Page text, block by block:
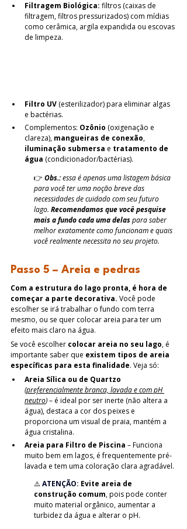
Filtragem Biológica: filtros (caixas de
filtragem, filtros pressurizados) com mídias
como cerâmica, argila expandida ou escovas
de limpeza.
Filtro UV (esterilizador) para eliminar algas
e bactérias.
Complementos: Ozônio (oxigenação e
clareza), mangueiras de conexão,
iluminação submersa e tratamento de
água (condicionador/bactérias).
👉 Obs.: essa é apenas uma listagem básica
para você ter uma noção breve das
necessidades de cuidado com seu futuro
lago. Recomendamos que você pesquise
mais a fundo cada uma delas para saber
melhor exatamente como funcionam e quais
você realmente necessita no seu projeto.
Passo 5 – Areia e pedras
Com a estrutura do lago pronta, é hora de
começar a parte decorativa. Você pode
escolher se irá trabalhar o fundo com terra
mesmo, ou se quer colocar areia para ter um
efeito mais claro na água.
Se você escolher colocar areia no seu lago, é
importante saber que existem tipos de areia
específicas para esta finalidade. Veja só:
Areia Sílica ou de Quartzo
(preferencialmente branca, lavada e com pH
neutro) – é ideal por ser inerte (não altera a
água), destaca a cor dos peixes e
proporciona um visual de praia, mantém a
água cristalina.
Areia para Filtro de Piscina – Funciona
muito bem em lagos, é frequentemente pré-
lavada e tem uma coloração clara agradável.
⚠️ ATENÇÃO: Evite areia de
construção comum, pois pode conter
muito material orgânico, aumentar a
turbidez da água e alterar o pH.